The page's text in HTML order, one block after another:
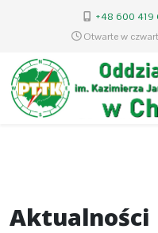
+48 600 419
Otwarte w
Aktualności